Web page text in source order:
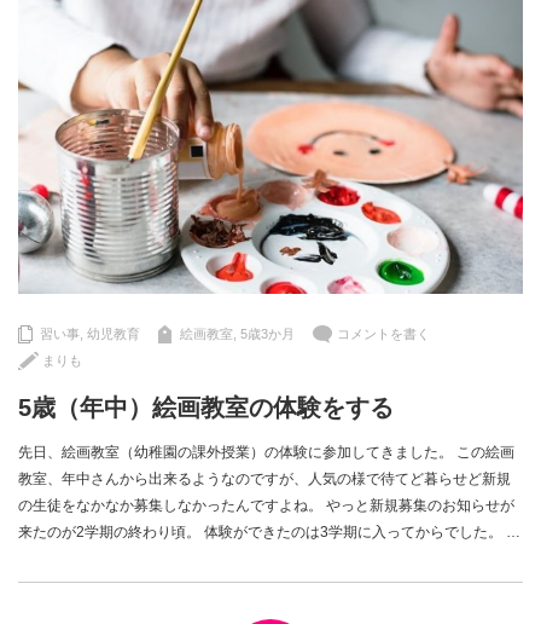
習い事, 幼児教育 絵画教室, 5歳3か月
コメントを書く
まりも
5歳（年中）絵画教室の体験をする
先日、絵画教室（幼稚園の課外授業）の体験に参加してきました。 この絵画
教室、年中さんから出来るようなのですが、人気の様で待てど暮らせど新規
の生徒をなかなか募集しなかったんですよね。 やっと新規募集のお知らせが
来たのが2学期の終わり頃。 体験ができたのは3学期に入ってからでした。 …